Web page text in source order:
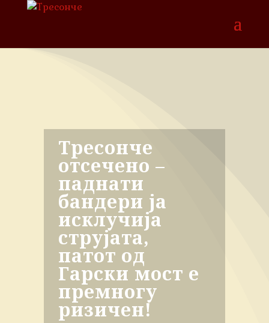
Тресонче
отсечено –
паднати
бандери ја
исклучија
струјата,
патот од
Гарски мост е
премногу
ризичен!